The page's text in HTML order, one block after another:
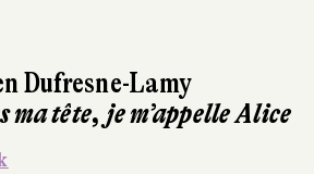
Dufresne-Lamy
ma tête, je m’appelle Alice